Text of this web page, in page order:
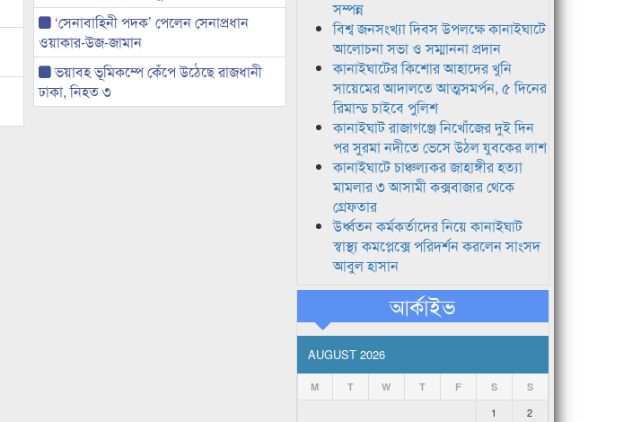
‘সেনাবাহিনী পদক’ পেলেন সেনাপ্রধান
ওয়াকার-উজ-জামান
ভয়াবহ ভূমিকম্পে কেঁপে উঠেছে রাজধানী
ঢাকা, নিহত ৩
সম্পন্ন
বিশ্ব জনসংখ্যা দিবস উপলক্ষে কানাইঘাটে
আলোচনা সভা ও সম্মাননা প্রদান
কানাইঘাটের কিশোর আহাদের খুনি
সায়েমের আদালতে আত্মসমর্পন, ৫ দিনের
রিমান্ড চাইবে পুলিশ
কানাইঘাট রাজাগঞ্জে নিখোঁজের দুই দিন
পর সুরমা নদীতে ভেসে উঠল যুবকের লাশ
কানাইঘাটে চাঞ্চল্যকর জাহাঙ্গীর হত্যা
মামলার ৩ আসামী কক্সবাজার থেকে
গ্রেফতার
উর্ধ্বতন কর্মকর্তাদের নিয়ে কানাইঘাট
স্বাস্থ্য কমপ্লেক্সে পরিদর্শন করলেন সাংসদ
আবুল হাসান
আর্কাইভ
AUGUST 2026
M T W T F S S
1
2